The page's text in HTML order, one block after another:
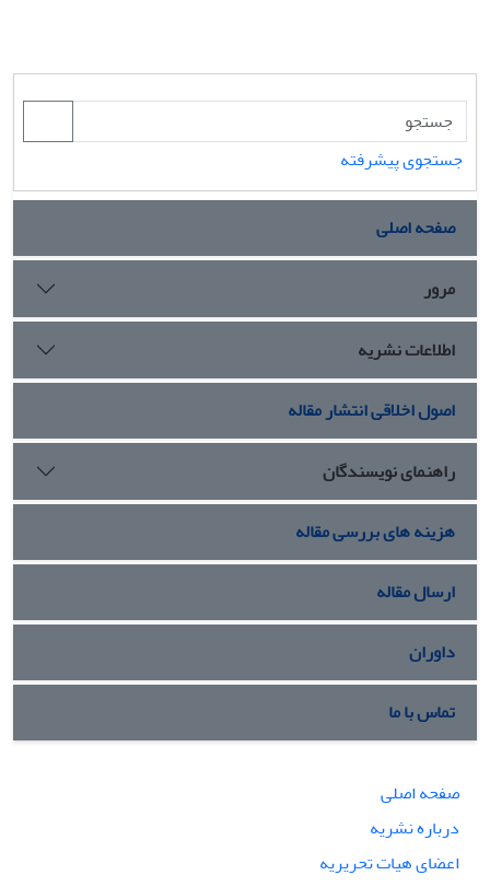
جستجوی پیشرفته
صفحه اصلی
مرور
اطلاعات نشریه
اصول اخلاقی انتشار مقاله
راهنمای نویسندگان
هزینه های بررسی مقاله
ارسال مقاله
داوران
تماس با ما
صفحه اصلی
درباره نشریه
اعضای هیات تحریریه